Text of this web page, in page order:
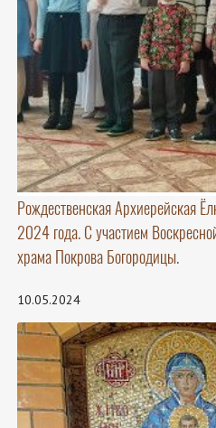
Рождественская Архиерейская
2024 года. С участием
храма Покрова Богородицы.
10.05.2024